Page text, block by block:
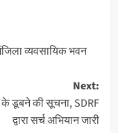
व्यवसायिक भवन
Next:
डूबने की सूचना, SDRF
द्वारा सर्च अभियान जारी